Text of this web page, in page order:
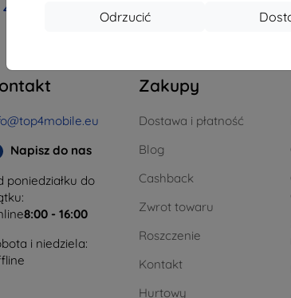
Odrzucić
4
Napisz do nas
poniedziałku do
8:00 - 16:00
i niedziela:
Zakupy
Dostawa i płatność
Blog
Cashback
Zwrot towaru
Roszczenie
Kontakt
Hurtowy